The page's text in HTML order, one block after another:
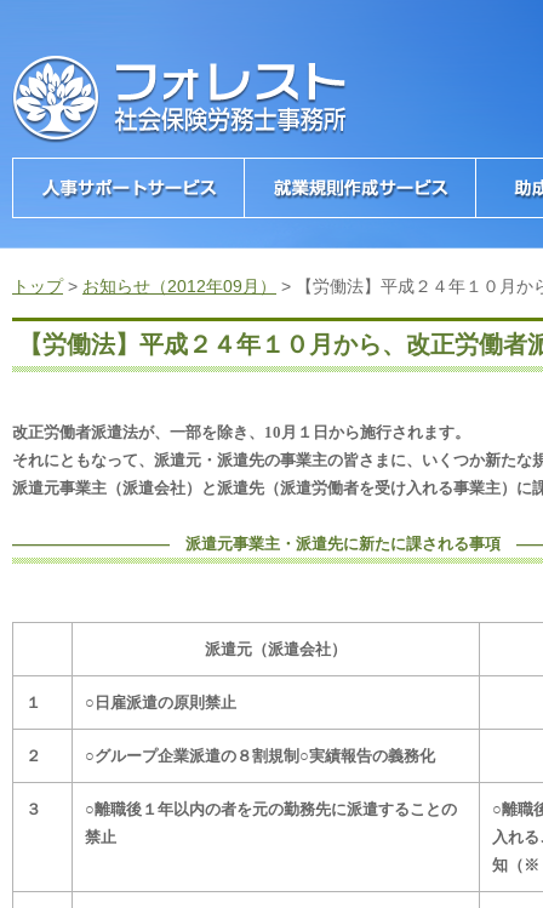
トップ> お知らせ（2012年09月） > 【労働法】平成２４年１０月
【労働法】平成２４年１０月から、改正労働者
改正労働者派遣法が、一部を除き、 10 月１日から施行されます。
それにともなって、派遣元・派遣先の事業主の皆さまに、いくつか新たな
派遣元事業主（派遣会社）と派遣先（派遣労働者を受け入れる事業主）に
―――――――――― 派遣元事業主・派遣先に新たに課される事
派遣元（派遣会社）
１ ○日雇派遣の原則禁止
２ ○グループ企業派遣の８割規制 ○実績報告の義務化
３
○離職後１年以内の者を元の勤務先に派遣することの
禁止
○離職
入れ
知（※